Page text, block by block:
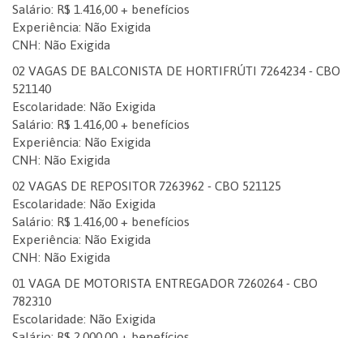
Salário: R$ 1.416,00 + benefícios
Experiência: Não Exigida
CNH: Não Exigida
02 VAGAS DE BALCONISTA DE HORTIFRÚTI 7264234 - CBO
521140
Escolaridade: Não Exigida
Salário: R$ 1.416,00 + benefícios
Experiência: Não Exigida
CNH: Não Exigida
02 VAGAS DE REPOSITOR 7263962 - CBO 521125
Escolaridade: Não Exigida
Salário: R$ 1.416,00 + benefícios
Experiência: Não Exigida
CNH: Não Exigida
01 VAGA DE MOTORISTA ENTREGADOR 7260264 - CBO
782310
Escolaridade: Não Exigida